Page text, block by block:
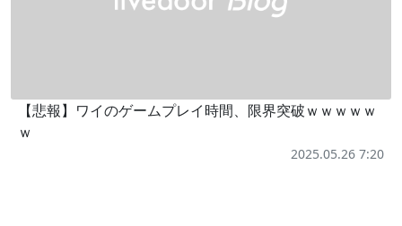
【悲報】ワイのゲームプレイ時間、限界突破ｗｗｗｗｗ
ｗ
2025.05.26 7:20